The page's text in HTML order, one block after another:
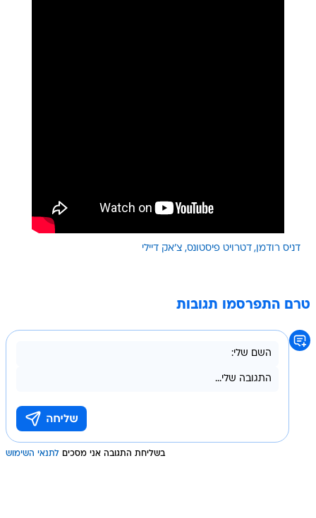
דניס רודמן דטרויט פיסטונס צ'אק דיילי
טרם התפרסמו תגובות
בשליחת התגובה אני מסכים לתנאי השימוש